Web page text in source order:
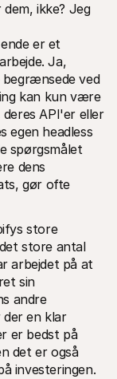
ikke? Jeg
er et
Ja,
ved
kan kun være
API'er eller
egen headless
spørgsmålet
dens
gør ofte
store
store antal
arbejdet på at
sin
andre
en klar
er bedst på
det er også
investeringen.